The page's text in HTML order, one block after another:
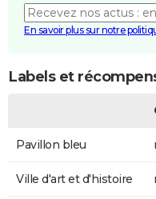
En savoir plus sur notre
Labels et
Pavillon bleu
Ville d'art et d'histoire